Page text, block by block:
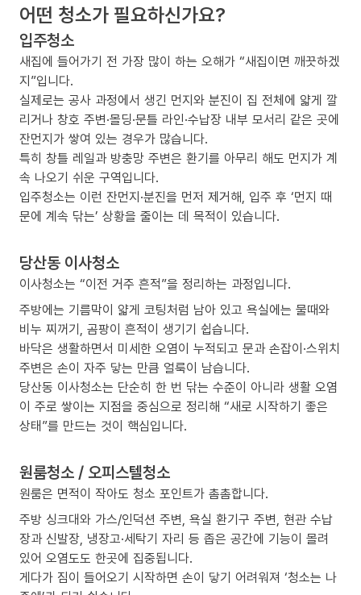
어떤 청소가 필요하신가요?
입주청소
새집에 들어가기 전 가장 많이 하는 오해가 “새집이면 깨끗하겠
지”입니다.
실제로는 공사 과정에서 생긴 먼지와 분진이 집 전체에 얇게 깔
리거나 창호 주변·몰딩·문틀 라인·수납장 내부 모서리 같은 곳에
잔먼지가 쌓여 있는 경우가 많습니다.
특히 창틀 레일과 방충망 주변은 환기를 아무리 해도 먼지가 계
속 나오기 쉬운 구역입니다.
입주청소는 이런 잔먼지·분진을 먼저 제거해, 입주 후 ‘먼지 때
문에 계속 닦는’ 상황을 줄이는 데 목적이 있습니다.
당산동 이사청소
이사청소는 “이전 거주 흔적”을 정리하는 과정입니다.
주방에는 기름막이 얇게 코팅처럼 남아 있고 욕실에는 물때와
비누 찌꺼기, 곰팡이 흔적이 생기기 쉽습니다.
바닥은 생활하면서 미세한 오염이 누적되고 문과 손잡이·스위치
주변은 손이 자주 닿는 만큼 얼룩이 남습니다.
당산동 이사청소는 단순히 한 번 닦는 수준이 아니라 생활 오염
이 주로 쌓이는 지점을 중심으로 정리해 “새로 시작하기 좋은
상태”를 만드는 것이 핵심입니다.
원룸청소 / 오피스텔청소
원룸은 면적이 작아도 청소 포인트가 촘촘합니다.
주방 싱크대와 가스/인덕션 주변, 욕실 환기구 주변, 현관 수납
장과 신발장, 냉장고·세탁기 자리 등 좁은 공간에 기능이 몰려
있어 오염도도 한곳에 집중됩니다.
게다가 짐이 들어오기 시작하면 손이 닿기 어려워져 ‘청소는 나